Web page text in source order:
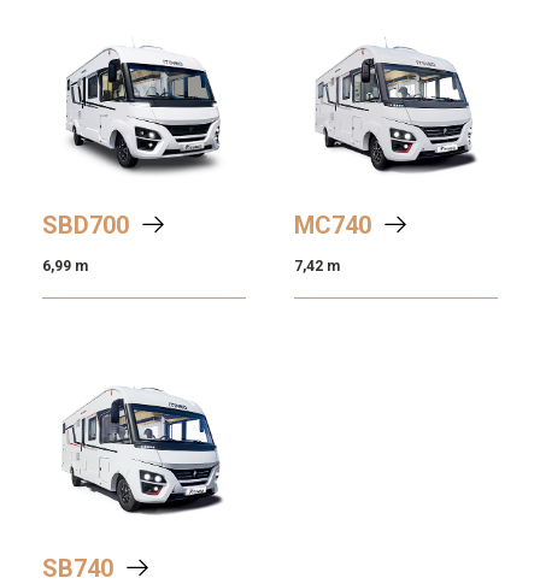
SBD700
6,99 m
MC740
7,42 m
SB740